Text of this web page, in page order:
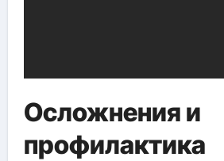
Осложнения и
профилактика